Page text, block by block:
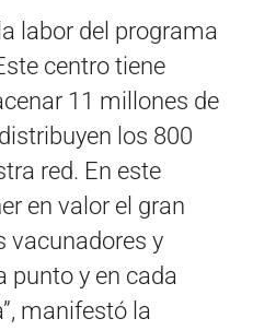
labor del programa
centro tiene
11 millones de
los 800
red. En este
en valor el gran
vacunadores y
punto y en cada
manifestó la